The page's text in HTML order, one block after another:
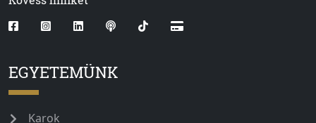
EGYETEMÜNK
Karok